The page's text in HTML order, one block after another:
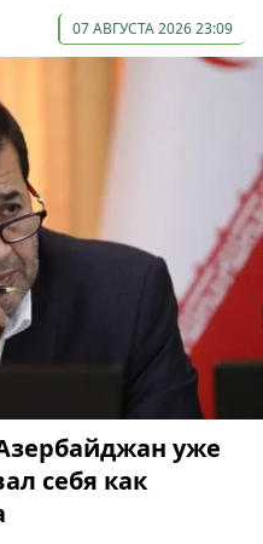
07 АВГУСТА 2026 23:09
уже
себя как